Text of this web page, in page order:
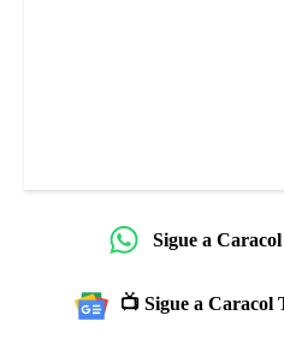
Sigue a
📺 Sigue a Caracol